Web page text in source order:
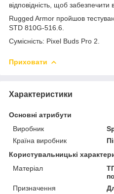
відповідність, щоб забезпечити
Rugged Armor пройшов
STD 810G-516.6.
Сумісність: Pixel Buds Pro 2.
Приховати
Характеристики
Основні атрибути
Виробник
Країна виробник
Користувальницькі
Матеріал
Призначення